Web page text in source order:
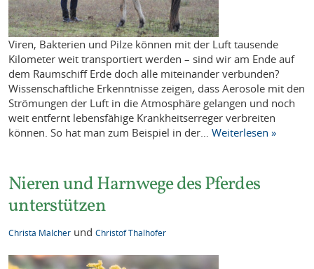
Viren, Bakterien und Pilze können mit der Luft tausende
Kilometer weit transportiert werden – sind wir am Ende auf
dem Raumschiff Erde doch alle miteinander verbunden?
Wissenschaftliche Erkenntnisse zeigen, dass Aerosole mit den
Strömungen der Luft in die Atmosphäre gelangen und noch
weit entfernt lebensfähige Krankheitserreger verbreiten
können. So hat man zum Beispiel in der…Weiterlesen »
Nieren und Harnwege des Pferdes
unterstützen
Christa Malcher undChristof Thalhofer